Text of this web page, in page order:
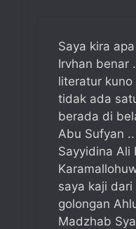
Saya kira
Irvhan benar
literatur
tidak ada
berada di
Abu Sufyan
Sayyidina Ali
saya kaji
golongan
Madzhab